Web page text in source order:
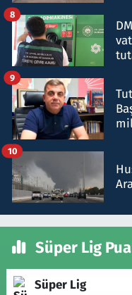
8
9
10
Süper Lig
Süper Lig